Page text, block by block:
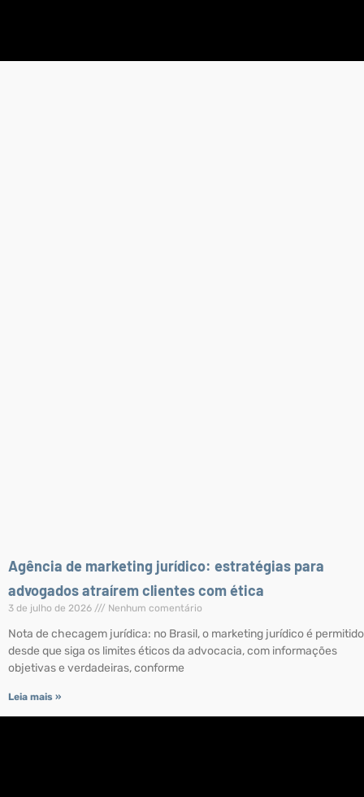
Agência de marketing jurídico: estratégias para
advogados atraírem clientes com ética
3 de julho de 2026 Nenhum comentário
Nota de checagem jurídica: no Brasil, o marketing jurídico é
desde que siga os limites éticos da advocacia, com informações
objetivas e verdadeiras, conforme
Leia mais »